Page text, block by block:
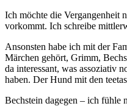
Ich möchte die Vergangenheit
vorkommt. Ich schreibe
Ansonsten habe ich mit der
Märchen gehört, Grimm,
da interessant, was assoziativ
haben. Der Hund mit den
Bechstein dagegen – ich fühle